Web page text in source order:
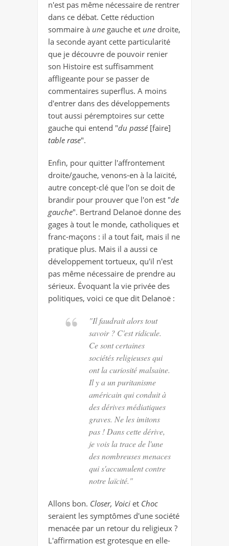
n'est pas même nécessaire de rentrer
dans ce débat. Cette réduction
sommaire à une gauche et une droite,
la seconde ayant cette particularité
que je découvre de pouvoir renier
son Histoire est suffisamment
affligeante pour se passer de
commentaires superflus. A moins
d'entrer dans des développements
tout aussi péremptoires sur cette
gauche qui entend "du passé [faire]
table rase".
Enfin, pour quitter l'affrontement
droite/gauche, venons-en à la laïcité,
autre concept-clé que l'on se doit de
brandir pour prouver que l'on est "de
gauche". Bertrand Delanoë donne des
gages à tout le monde, catholiques et
franc-maçons : il a tout fait, mais il ne
pratique plus. Mais il a aussi ce
développement tortueux, qu'il n'est
pas même nécessaire de prendre au
sérieux. Évoquant la vie privée des
politiques, voici ce que dit Delanoë :
"Il faudrait alors tout
savoir ? C'est ridicule.
Ce sont certaines
sociétés religieuses qui
ont la curiosité malsaine.
Il y a un puritanisme
américain qui conduit à
des dérives médiatiques
graves. Ne les imitons
pas ! Dans cette dérive,
je vois la trace de l'une
des nombreuses menaces
qui s'accumulent contre
notre laïcité."
Allons bon. Closer, Voici et Choc
seraient les symptômes d'une société
menacée par un retour du religieux ?
L'affirmation est grotesque en elle-